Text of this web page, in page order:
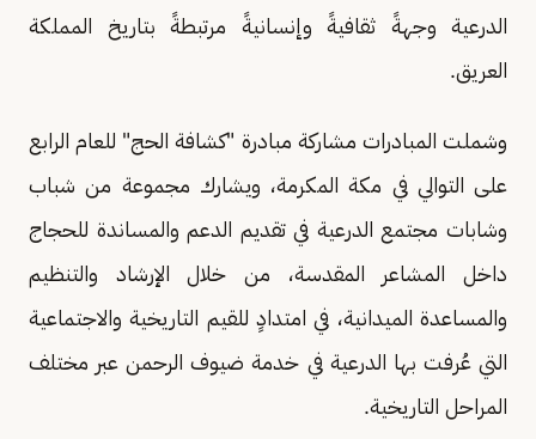
الدرعية وجهةً ثقافيةً وإنسانيةً مرتبطةً بتاريخ المملكة
العريق.
وشملت المبادرات مشاركة مبادرة "كشافة الحج" للعام الرابع
على التوالي في مكة المكرمة، ويشارك مجموعة من شباب
وشابات مجتمع الدرعية في تقديم الدعم والمساندة للحجاج
داخل المشاعر المقدسة، من خلال الإرشاد والتنظيم
والمساعدة الميدانية، في امتدادٍ للقيم التاريخية والاجتماعية
التي عُرفت بها الدرعية في خدمة ضيوف الرحمن عبر مختلف
المراحل التاريخية.